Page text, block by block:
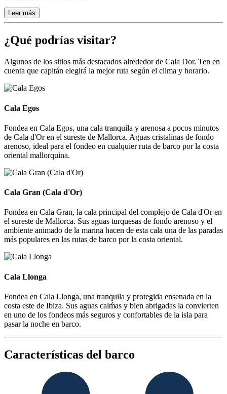
Leer más
¿Qué podrías visitar?
Algunos de los sitios más destacados alrededor de Cala Dor. Ten en
cuenta que capitán elegirá la mejor ruta según el clima y horario.
Cala Egos
Cala Egos
Fondea en Cala Egos, una cala tranquila y arenosa a pocos minutos
de Cala d'Or en el sureste de Mallorca. Aguas cristalinas de fondo
arenoso, ideal para el fondeo en cualquier ruta de barco por la costa
oriental mallorquina.
Cala Gran (Cala d'Or)
Cala Gran (Cala d'Or)
Fondea en Cala Gran, la cala principal del complejo de Cala d'Or en
el sureste de Mallorca. Sus aguas turquesas de fondo arenoso y el
ambiente animado de la marina hacen de esta cala una de las paradas
más populares en las rutas de barco por la costa oriental.
Cala Llonga
Cala Llonga
Fondea en Cala Llonga, una tranquila y protegida ensenada en la
costa este de Ibiza. Sus aguas calḿas y bien abrigadas la convierten
en uno de los fondeos más seguros y confortables de la isla para
pasar la noche en barco.
Características del barco